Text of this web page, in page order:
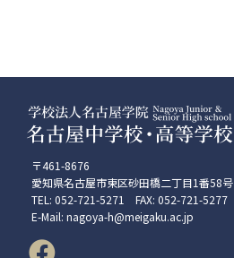
〒461-8676
愛知県名古屋市東区砂田橋二丁目1番58号
TEL: 052-721-5271 FAX: 052-721-5277
E-Mail: nagoya-h@meigaku.ac.jp